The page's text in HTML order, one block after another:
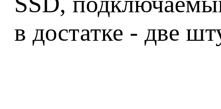
в достатке - две